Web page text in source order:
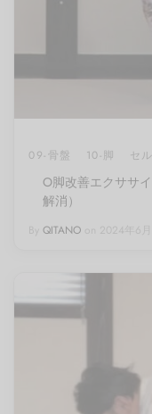
09-骨盤 10-脚 セ
O脚改善エクササ
解消）
QITANO